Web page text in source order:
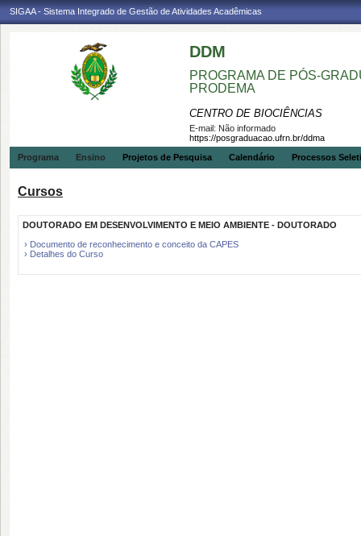
SIGAA - Sistema Integrado de Gestão de Atividades Acadêmicas
DDM
PROGRAMA DE PÓS-
PRODEMA
CENTRO DE BIOCIÊNCIAS
E-mail: Não informado
https://posgraduacao.ufrn.br/ddma
Programa
Ensino Projetos de Pesquisa Calendário Processos
Cursos
DOUTORADO EM DESENVOLVIMENTO E MEIO AMBIENTE - DOUTORADO
› Documento de reconhecimento e conceito da CAPES
› Detalhes do Curso